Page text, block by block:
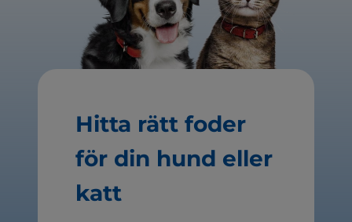
Hitta rätt foder
för din hund eller
katt